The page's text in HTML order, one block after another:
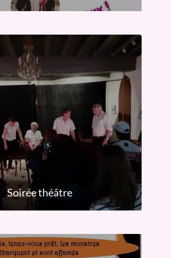
Soirée théâtre